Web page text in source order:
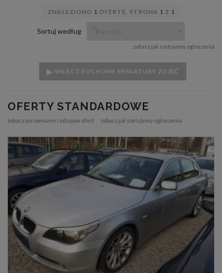
ZNALEZIONO 1 OFERTĘ. STRONA 1 Z 1
Sortuj według
zobacz jak sortujemy ogłoszenia
WŁĄCZ RUCHOME MINIATURY ZDJĘĆ
OFERTY STANDARDOWE
zobacz porównanie rodzajów ofert zobacz jak sortujemy ogłoszenia